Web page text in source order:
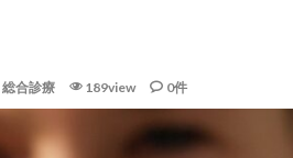
総合診療 189view 0件